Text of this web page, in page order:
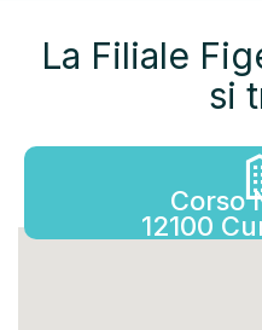
La Filiale
si
Corso
12100